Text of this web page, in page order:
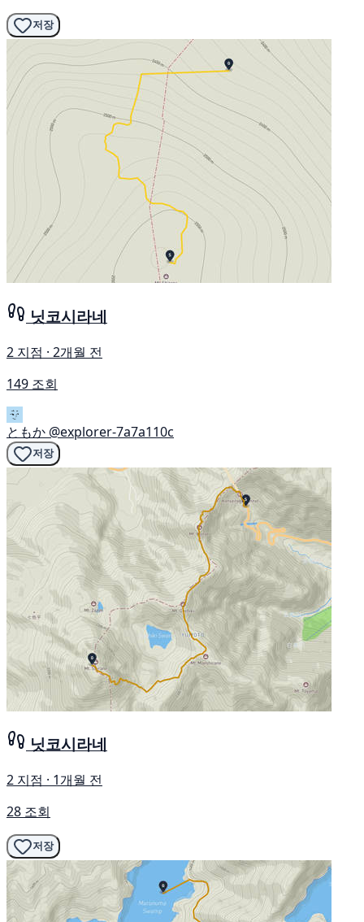
저장
닛코시라네
2 지점 · 2개월 전
149 조회
ともか @explorer-7a7a110c
저장
닛코시라네
2 지점 · 1개월 전
28 조회
저장